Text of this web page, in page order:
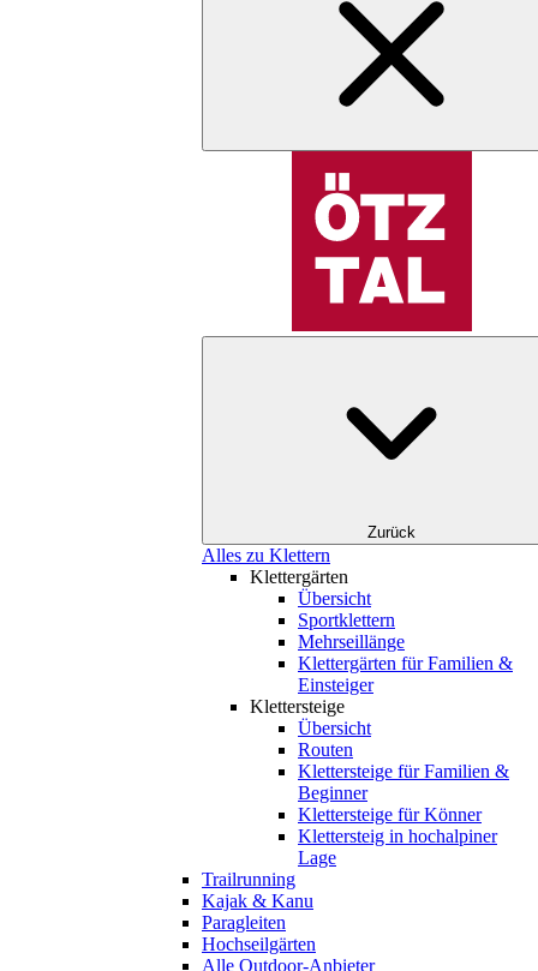
Zurück
Alles zu Klettern
Klettergärten
Übersicht
Sportklettern
Mehrseillänge
Klettergärten für Familien &
Einsteiger
Klettersteige
Übersicht
Routen
Klettersteige für Familien &
Beginner
Klettersteige für Könner
Klettersteig in hochalpiner
Lage
Trailrunning
Kajak & Kanu
Paragleiten
Hochseilgärten
Alle Outdoor-Anbieter